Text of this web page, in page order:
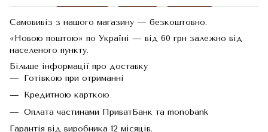
Самовивіз з нашого магазину — безкоштовно.
«Новою поштою» по Україні — від 60 грн залежно від
населеного пункту.
Більше інформації про доставку
Готівкою при отриманні
Кредитною карткою
Оплата частинами ПриватБанк та monobank
Гарантія від виробника 12 місяців.